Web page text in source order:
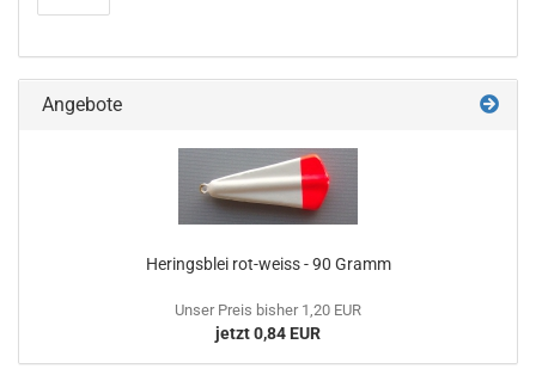
Angebote
Heringsblei rot-weiss - 90 Gramm
Unser Preis bisher 1,20 EUR
jetzt 0,84 EUR